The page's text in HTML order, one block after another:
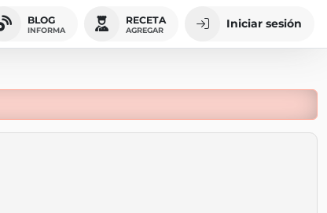
BLOG
INFORMA
RECETA
AGREGAR Iniciar sesión